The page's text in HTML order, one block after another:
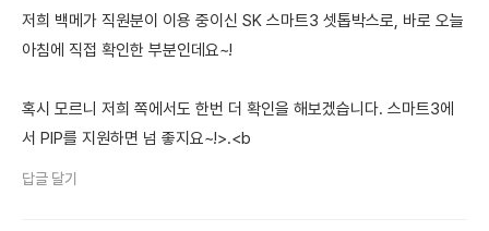
저희 백메가 직원분이 이용 중이신 SK 스마트3 셋톱박스로, 바로 오늘
아침에 직접 확인한 부분인데요~!
혹시 모르니 저희 쪽에서도 한번 더 확인을 해보겠습니다. 스마트3에
서 PIP를 지원하면 넘 좋지요~!>.<b
답글 달기